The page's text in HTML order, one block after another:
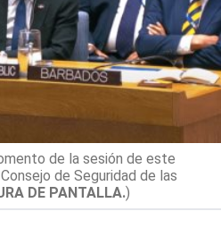
de la sesión de este
de Seguridad de las
DE PANTALLA.)